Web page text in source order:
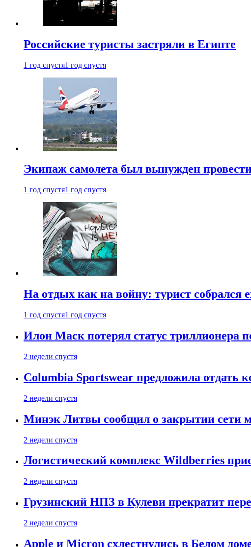
Российские туристы застряли в Египте
1 год спустя1 год спустя
Экипаж самолета был вынужден провести
1 год спустя1 год спустя
На отдых как на войну: турист собрался
1 год спустя1 год спустя
Илон Маск потерял статус триллионера
2 недели спустя
Columbia Sportswear предложила отдать
2 недели спустя
Минэк Литвы сообщил о закрытии сети
2 недели спустя
Логистический комплекс Wildberries
2 недели спустя
Грузинский НПЗ в Кулеви прекратит
2 недели спустя
Apple и Micron схлестнулись в Белом